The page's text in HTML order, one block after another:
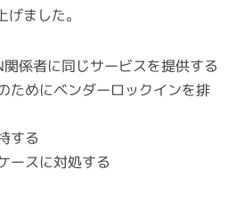
げました。
関係者に同じサービスを提供する
ためにベンダーロックインを排
する
ースに対処する